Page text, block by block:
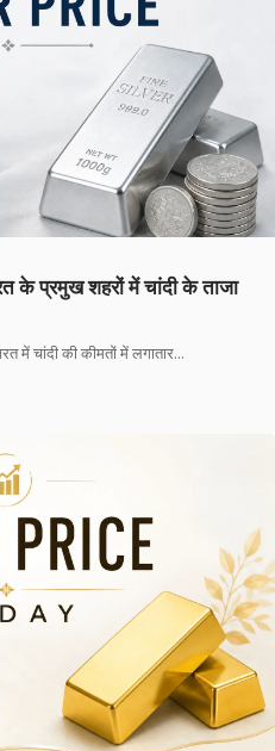
प्रमुख शहरों में चांदी के ताजा
चांदी की कीमतों में लगातार…